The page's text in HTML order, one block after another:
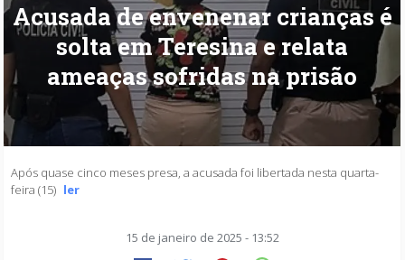
Acusada de envenenar crianças é
solta em Teresina e relata
ameaças sofridas na prisão
Após quase cinco meses presa, a acusada foi libertada nesta quarta-
feira (15) ler
15 de janeiro de 2025 - 13:52